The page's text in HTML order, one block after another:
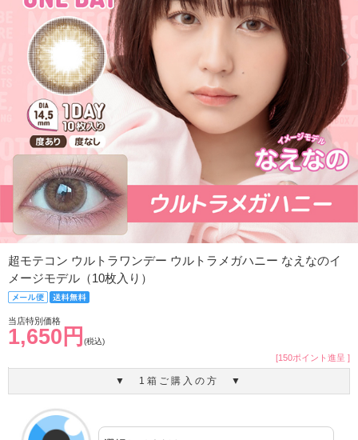
超モテコン ウルトラワンデー ウルトラメガハニー なえなのイ
メージモデル（10枚入り）
当店特別価格
1,650円 (税込)
[150ポイント進呈 ]
▼ 1箱ご購入の方 ▼